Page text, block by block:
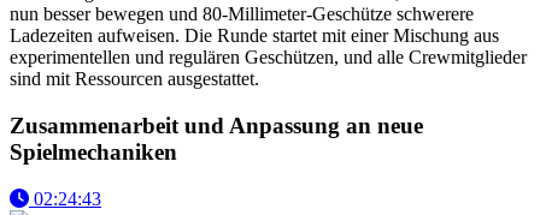
nun besser bewegen und 80-Millimeter-Geschütze schwerere
Ladezeiten aufweisen. Die Runde startet mit einer Mischung aus
experimentellen und regulären Geschützen, und alle Crewmitglieder
sind mit Ressourcen ausgestattet.
Zusammenarbeit und Anpassung an neue
Spielmechaniken
02:24:43